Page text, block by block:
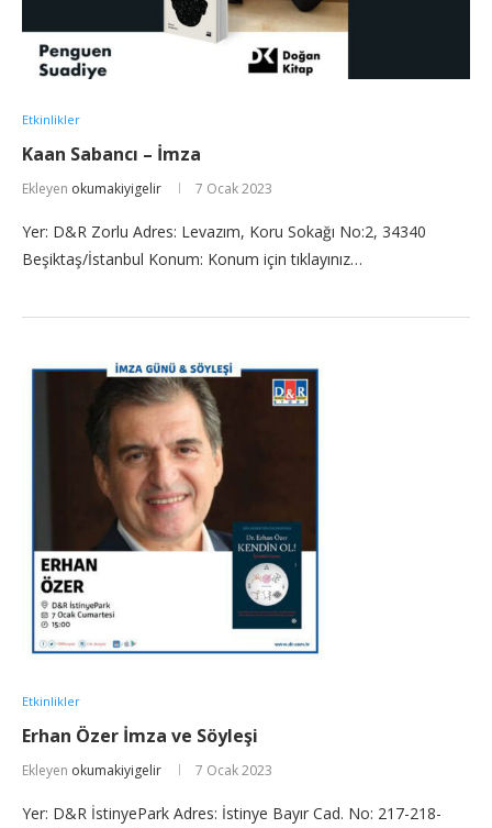
Etkinlikler
Kaan Sabancı – İmza
Ekleyen okumakiyigelir 7 Ocak 2023
Yer: D&R Zorlu Adres: Levazım, Koru Sokağı No:2, 34340
Beşiktaş/İstanbul Konum: Konum için tıklayınız…
Etkinlikler
Erhan Özer İmza ve Söyleşi
Ekleyen okumakiyigelir 7 Ocak 2023
Yer: D&R İstinyePark Adres: İstinye Bayır Cad. No: 217-218-